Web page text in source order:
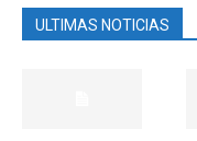
ULTIMAS NOTICIAS